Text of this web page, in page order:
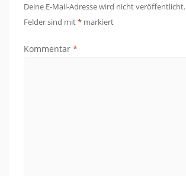
Deine E-Mail-Adresse wird nicht veröffentlicht.
Felder sind mit* markiert
Kommentar *